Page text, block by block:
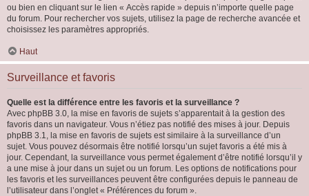
ou bien en cliquant sur le lien « Accès rapide » depuis n’importe quelle page
du forum. Pour rechercher vos sujets, utilisez la page de recherche avancée et
choisissez les paramètres appropriés.
Haut
Surveillance et favoris
Quelle est la différence entre les favoris et la surveillance ?
Avec phpBB 3.0, la mise en favoris de sujets s’apparentait à la gestion des
favoris dans un navigateur. Vous n’étiez pas notifié des mises à jour. Depuis
phpBB 3.1, la mise en favoris de sujets est similaire à la surveillance d’un
sujet. Vous pouvez désormais être notifié lorsqu’un sujet favoris a été mis à
jour. Cependant, la surveillance vous permet également d’être notifié lorsqu’il y
a une mise à jour dans un sujet ou un forum. Les options de notifications pour
les favoris et les surveillances peuvent être configurées depuis le panneau de
l’utilisateur dans l’onglet « Préférences du forum ».